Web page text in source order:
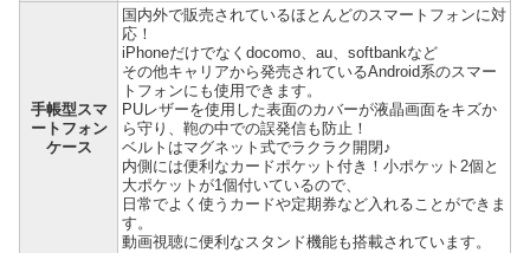
手帳型スマ
ートフォン
ケース
国内外で販売されているほとんどのスマートフォンに対
応！
iPhoneだけでなくdocomo、au、softbankなど
その他キャリアから発売されているAndroid系のスマー
トフォンにも使用できます。
PUレザーを使用した表面のカバーが液晶画面をキズか
ら守り、鞄の中での誤発信も防止！
ベルトはマグネット式でラクラク開閉♪
内側には便利なカードポケット付き！小ポケット2個と
大ポケットが1個付いているので、
日常でよく使うカードや定期券など入れることができま
す。
動画視聴に便利なスタンド機能も搭載されています。